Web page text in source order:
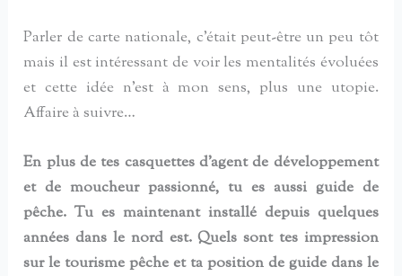
Parler de carte nationale, c’était peut-être un peu tôt
mais il est intéressant de voir les mentalités évoluées
et cette idée n’est à mon sens, plus une utopie.
Affaire à suivre…
En plus de tes casquettes d’agent de développement
et de moucheur passionné, tu es aussi guide de
pêche. Tu es maintenant installé depuis quelques
années dans le nord est. Quels sont tes impression
sur le tourisme pêche et ta position de guide dans le